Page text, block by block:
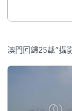
澳門回歸25載”攝